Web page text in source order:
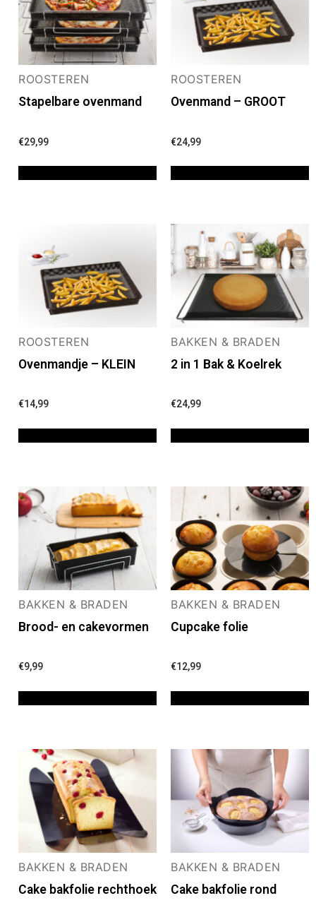
ROOSTEREN
Stapelbare ovenmand
€29,99
ROOSTEREN
Ovenmand – GROOT
€24,99
ROOSTEREN
Ovenmandje – KLEIN
€14,99
BAKKEN & BRADEN
2 in 1 Bak & Koelrek
€24,99
BAKKEN & BRADEN
Brood- en cakevormen
€9,99
BAKKEN & BRADEN
Cupcake folie
€12,99
BAKKEN & BRADEN
Cake bakfolie rechthoek
BAKKEN & BRADEN
Cake bakfolie rond